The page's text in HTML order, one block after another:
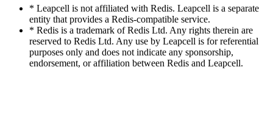
* Leapcell is not affiliated with Redis. Leapcell is a separate
entity that provides a Redis-compatible service.
* Redis is a trademark of Redis Ltd. Any rights therein are
reserved to Redis Ltd. Any use by Leapcell is for referential
purposes only and does not indicate any sponsorship,
endorsement, or affiliation between Redis and Leapcell.